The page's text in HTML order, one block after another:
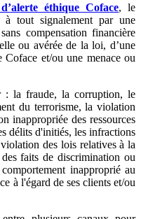
éthique Coface, le
à tout signalement par une
compensation financière
ou avérée de la loi, d’une
et/ou une menace ou
: la fraude, la corruption, le
du terrorisme, la violation
inappropriée des ressources
délits d'initiés, les infractions
des lois relatives à la
faits de discrimination ou
inapproprié au
à l'égard de ses clients et/ou